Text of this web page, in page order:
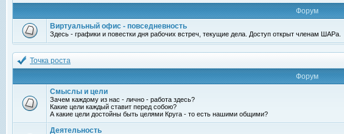
Форум
Виртуальный офис - повседневность
Здесь - графики и повестки дня рабочих встреч, текущие дела. Доступ открыт членам ШАРа.
Точка роста
Форум
Смыслы и цели
Зачем каждому из нас - лично - работа здесь?
Какие цели каждый ставит перед собою?
А какие цели достойны быть целями Круга - то есть нашими общими?
Деятельность